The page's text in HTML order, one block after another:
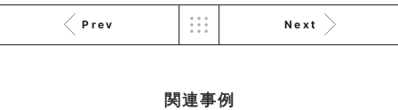
作
Prev Next
関連事例